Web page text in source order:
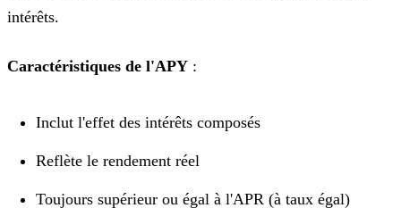
intérêts.
Caractéristiques de l'APY :
Inclut l'effet des intérêts composés
Reflète le rendement réel
Toujours supérieur ou égal à l'APR (à taux égal)